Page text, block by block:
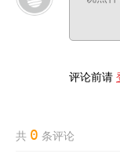
评论前请
共 0 条评论